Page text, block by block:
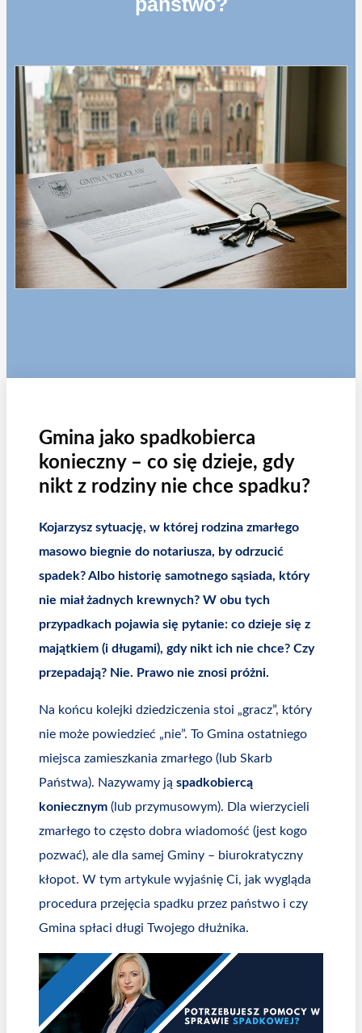
Gmina jako spadkobierca
konieczny – co się dzieje, gdy
nikt z rodziny nie chce spadku?
Kojarzysz sytuację, w której rodzina zmarłego
masowo biegnie do notariusza, by odrzucić
spadek? Albo historię samotnego sąsiada, który
nie miał żadnych krewnych? W obu tych
przypadkach pojawia się pytanie: co dzieje się z
majątkiem (i długami), gdy nikt ich nie chce? Czy
przepadają? Nie. Prawo nie znosi próżni.
Na końcu kolejki dziedziczenia stoi „gracz”, który
nie może powiedzieć „nie”. To Gmina ostatniego
miejsca zamieszkania zmarłego (lub Skarb
Państwa). Nazywamy ją spadkobiercą
koniecznym (lub przymusowym). Dla wierzycieli
zmarłego to często dobra wiadomość (jest kogo
pozwać), ale dla samej Gminy – biurokratyczny
kłopot. W tym artykule wyjaśnię Ci, jak wygląda
procedura przejęcia spadku przez państwo i czy
Gmina spłaci długi Twojego dłużnika.